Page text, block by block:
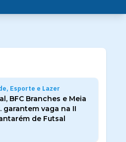
Esporte e Lazer
BFC Branches e Meia
garantem vaga na II
de Futsal